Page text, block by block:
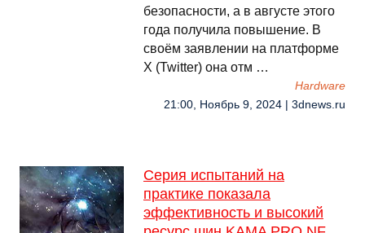
безопасности, а в августе этого
года получила повышение. В
своём заявлении на платформе
X (Twitter) она отм …
Hardware
21:00, Ноябрь 9, 2024 | 3dnews.ru
Серия испытаний на
практике показала
эффективность и высокий